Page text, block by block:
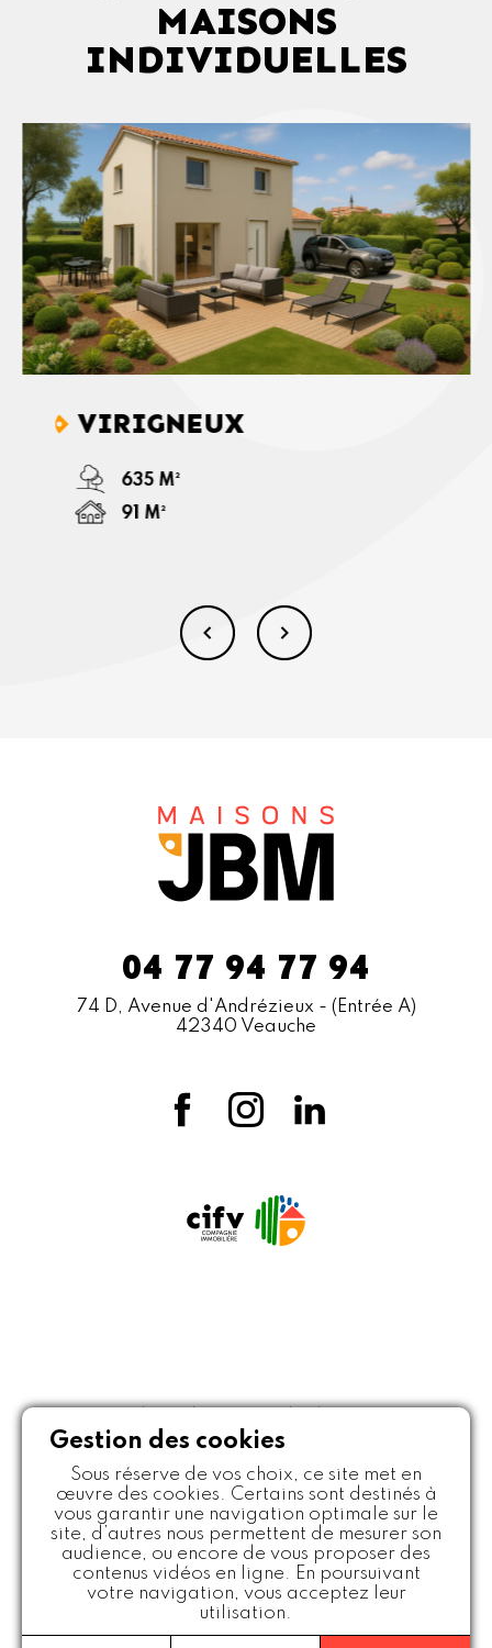
MAISONS
INDIVIDUELLES
VIRIGNEUX
635 M²
91 M²
04 77 94 77 94
74 D, Avenue d'Andrézieux - (Entrée A)
42340 Veauche
© JBM Maisons Individuelles
Créateur et constructeur de maisons individuelles Loire et
Haute-Loire - Tous droits réservés
Mentions légales
Crédits
Gestion des cookies
Sous réserve de vos choix, ce site met en
œuvre des cookies. Certains sont destinés à
vous garantir une navigation optimale sur le
site, d’autres nous permettent de mesurer son
audience, ou encore de vous proposer des
contenus vidéos en ligne. En poursuivant
votre navigation, vous acceptez leur
utilisation.